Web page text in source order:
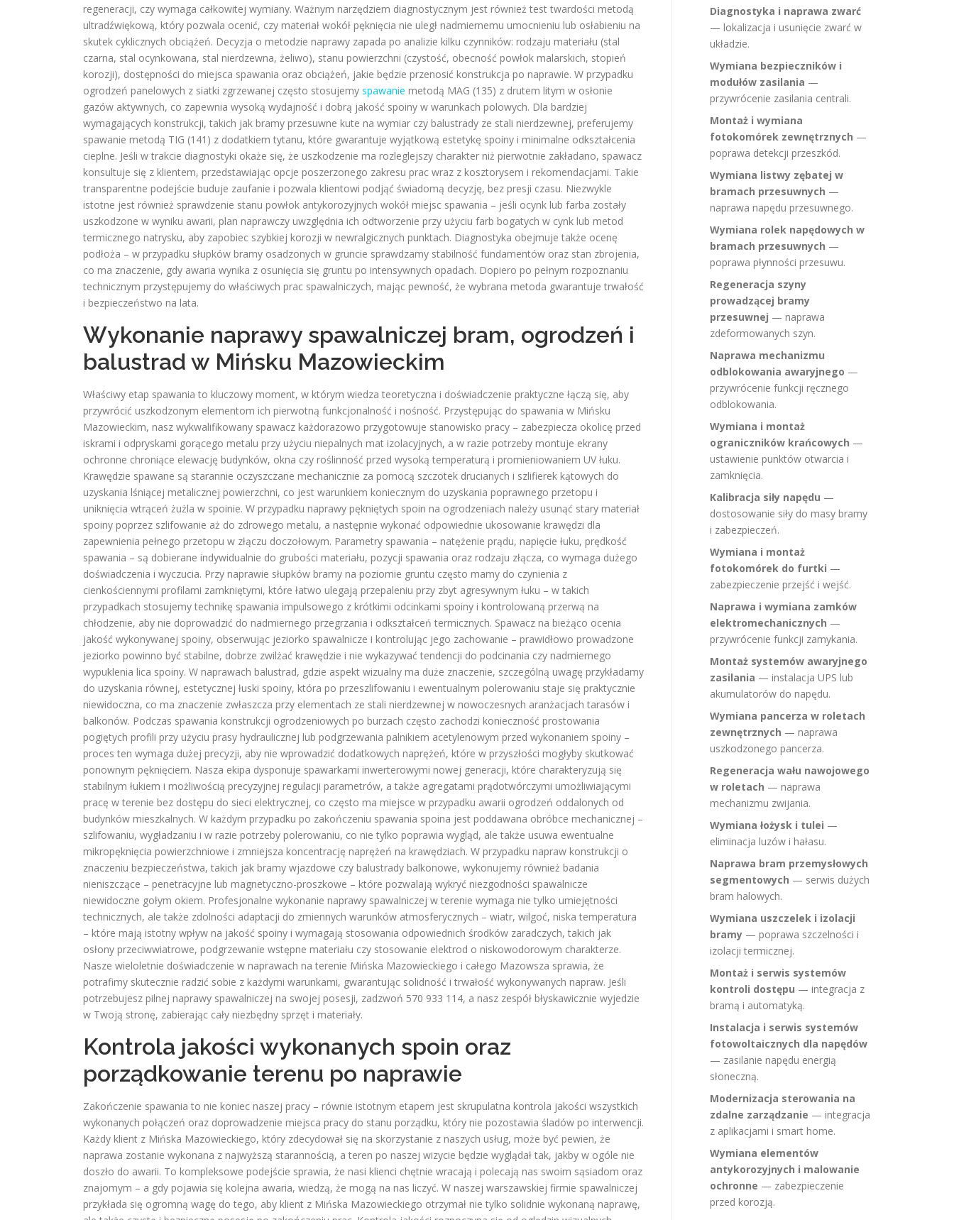
regeneracji, czy wymaga całkowitej wymiany. Ważnym narzędziem diagnostycznym jest również test twardości metodą
ultradźwiękową, który pozwala ocenić, czy materiał wokół pęknięcia nie uległ nadmiernemu umocnieniu lub osłabieniu na
skutek cyklicznych obciążeń. Decyzja o metodzie naprawy zapada po analizie kilku czynników: rodzaju materiału (stal
czarna, stal ocynkowana, stal nierdzewna, żeliwo), stanu powierzchni (czystość, obecność powłok malarskich, stopień
korozji), dostępności do miejsca spawania oraz obciążeń, jakie będzie przenosić konstrukcja po naprawie. W przypadku
ogrodzeń panelowych z siatki zgrzewanej często stosujemy spawanie metodą MAG (135) z drutem litym w osłonie
gazów aktywnych, co zapewnia wysoką wydajność i dobrą jakość spoiny w warunkach polowych. Dla bardziej
wymagających konstrukcji, takich jak bramy przesuwne kute na wymiar czy balustrady ze stali nierdzewnej, preferujemy
spawanie metodą TIG (141) z dodatkiem tytanu, które gwarantuje wyjątkową estetykę spoiny i minimalne odkształcenia
cieplne. Jeśli w trakcie diagnostyki okaże się, że uszkodzenie ma rozleglejszy charakter niż pierwotnie zakładano, spawacz
konsultuje się z klientem, przedstawiając opcje poszerzonego zakresu prac wraz z kosztorysem i rekomendacjami. Takie
transparentne podejście buduje zaufanie i pozwala klientowi podjąć świadomą decyzję, bez presji czasu. Niezwykle
istotne jest również sprawdzenie stanu powłok antykorozyjnych wokół miejsc spawania – jeśli ocynk lub farba zostały
uszkodzone w wyniku awarii, plan naprawczy uwzględnia ich odtworzenie przy użyciu farb bogatych w cynk lub metod
termicznego natrysku, aby zapobiec szybkiej korozji w newralgicznych punktach. Diagnostyka obejmuje także ocenę
podłoża – w przypadku słupków bramy osadzonych w gruncie sprawdzamy stabilność fundamentów oraz stan zbrojenia,
co ma znaczenie, gdy awaria wynika z osunięcia się gruntu po intensywnych opadach. Dopiero po pełnym rozpoznaniu
technicznym przystępujemy do właściwych prac spawalniczych, mając pewność, że wybrana metoda gwarantuje trwałość
i bezpieczeństwo na lata.
Wykonanie naprawy spawalniczej bram, ogrodzeń i
balustrad w Mińsku Mazowieckim
Właściwy etap spawania to kluczowy moment, w którym wiedza teoretyczna i doświadczenie praktyczne łączą się, aby
przywrócić uszkodzonym elementom ich pierwotną funkcjonalność i nośność. Przystępując do spawania w Mińsku
Mazowieckim, nasz wykwalifikowany spawacz każdorazowo przygotowuje stanowisko pracy – zabezpiecza okolicę przed
iskrami i odpryskami gorącego metalu przy użyciu niepalnych mat izolacyjnych, a w razie potrzeby montuje ekrany
ochronne chroniące elewację budynków, okna czy roślinność przed wysoką temperaturą i promieniowaniem UV łuku.
Krawędzie spawane są starannie oczyszczane mechanicznie za pomocą szczotek drucianych i szlifierek kątowych do
uzyskania lśniącej metalicznej powierzchni, co jest warunkiem koniecznym do uzyskania poprawnego przetopu i
uniknięcia wtrąceń żużla w spoinie. W przypadku naprawy pękniętych spoin na ogrodzeniach należy usunąć stary materiał
spoiny poprzez szlifowanie aż do zdrowego metalu, a następnie wykonać odpowiednie ukosowanie krawędzi dla
zapewnienia pełnego przetopu w złączu doczołowym. Parametry spawania – natężenie prądu, napięcie łuku, prędkość
spawania – są dobierane indywidualnie do grubości materiału, pozycji spawania oraz rodzaju złącza, co wymaga dużego
doświadczenia i wyczucia. Przy naprawie słupków bramy na poziomie gruntu często mamy do czynienia z
cienkościennymi profilami zamkniętymi, które łatwo ulegają przepaleniu przy zbyt agresywnym łuku – w takich
przypadkach stosujemy technikę spawania impulsowego z krótkimi odcinkami spoiny i kontrolowaną przerwą na
chłodzenie, aby nie doprowadzić do nadmiernego przegrzania i odkształceń termicznych. Spawacz na bieżąco ocenia
jakość wykonywanej spoiny, obserwując jeziorko spawalnicze i kontrolując jego zachowanie – prawidłowo prowadzone
jeziorko powinno być stabilne, dobrze zwilżać krawędzie i nie wykazywać tendencji do podcinania czy nadmiernego
wypuklenia lica spoiny. W naprawach balustrad, gdzie aspekt wizualny ma duże znaczenie, szczególną uwagę przykładamy
do uzyskania równej, estetycznej łuski spoiny, która po przeszlifowaniu i ewentualnym polerowaniu staje się praktycznie
niewidoczna, co ma znaczenie zwłaszcza przy elementach ze stali nierdzewnej w nowoczesnych aranżacjach tarasów i
balkonów. Podczas spawania konstrukcji ogrodzeniowych po burzach często zachodzi konieczność prostowania
pogiętych profili przy użyciu prasy hydraulicznej lub podgrzewania palnikiem acetylenowym przed wykonaniem spoiny –
proces ten wymaga dużej precyzji, aby nie wprowadzić dodatkowych naprężeń, które w przyszłości mogłyby skutkować
ponownym pęknięciem. Nasza ekipa dysponuje spawarkami inwerterowymi nowej generacji, które charakteryzują się
stabilnym łukiem i możliwością precyzyjnej regulacji parametrów, a także agregatami prądotwórczymi umożliwiającymi
pracę w terenie bez dostępu do sieci elektrycznej, co często ma miejsce w przypadku awarii ogrodzeń oddalonych od
budynków mieszkalnych. W każdym przypadku po zakończeniu spawania spoina jest poddawana obróbce mechanicznej –
szlifowaniu, wygładzaniu i w razie potrzeby polerowaniu, co nie tylko poprawia wygląd, ale także usuwa ewentualne
mikropęknięcia powierzchniowe i zmniejsza koncentrację naprężeń na krawędziach. W przypadku napraw konstrukcji o
znaczeniu bezpieczeństwa, takich jak bramy wjazdowe czy balustrady balkonowe, wykonujemy również badania
nieniszczące – penetracyjne lub magnetyczno-proszkowe – które pozwalają wykryć niezgodności spawalnicze
niewidoczne gołym okiem. Profesjonalne wykonanie naprawy spawalniczej w terenie wymaga nie tylko umiejętności
technicznych, ale także zdolności adaptacji do zmiennych warunków atmosferycznych – wiatr, wilgoć, niska temperatura
– które mają istotny wpływ na jakość spoiny i wymagają stosowania odpowiednich środków zaradczych, takich jak
osłony przeciwwiatrowe, podgrzewanie wstępne materiału czy stosowanie elektrod o niskowodorowym charakterze.
Nasze wieloletnie doświadczenie w naprawach na terenie Mińska Mazowieckiego i całego Mazowsza sprawia, że
potrafimy skutecznie radzić sobie z każdymi warunkami, gwarantując solidność i trwałość wykonywanych napraw. Jeśli
potrzebujesz pilnej naprawy spawalniczej na swojej posesji, zadzwoń 570 933 114, a nasz zespół błyskawicznie wyjedzie
w Twoją stronę, zabierając cały niezbędny sprzęt i materiały.
Kontrola jakości wykonanych spoin oraz
porządkowanie terenu po naprawie
Zakończenie spawania to nie koniec naszej pracy – równie istotnym etapem jest skrupulatna kontrola jakości wszystkich
wykonanych połączeń oraz doprowadzenie miejsca pracy do stanu porządku, który nie pozostawia śladów po interwencji.
Każdy klient z Mińska Mazowieckiego, który zdecydował się na skorzystanie z naszych usług, może być pewien, że
naprawa zostanie wykonana z najwyższą starannością, a teren po naszej wizycie będzie wyglądał tak, jakby w ogóle nie
doszło do awarii. To kompleksowe podejście sprawia, że nasi klienci chętnie wracają i polecają nas swoim sąsiadom oraz
znajomym – a gdy pojawia się kolejna awaria, wiedzą, że mogą na nas liczyć. W naszej warszawskiej firmie spawalniczej
przykłada się ogromną wagę do tego, aby klient z Mińska Mazowieckiego otrzymał nie tylko solidnie wykonaną naprawę,
Diagnostyka i naprawa zwarć
— lokalizacja i usunięcie zwarć w
układzie.
Wymiana bezpieczników i
modułów zasilania —
przywrócenie zasilania centrali.
Montaż i wymiana
fotokomórek zewnętrznych —
poprawa detekcji przeszkód.
Wymiana listwy zębatej w
bramach przesuwnych —
naprawa napędu przesuwnego.
Wymiana rolek napędowych w
bramach przesuwnych —
poprawa płynności przesuwu.
Regeneracja szyny
prowadzącej bramy
przesuwnej — naprawa
zdeformowanych szyn.
Naprawa mechanizmu
odblokowania awaryjnego —
przywrócenie funkcji ręcznego
odblokowania.
Wymiana i montaż
ograniczników krańcowych —
ustawienie punktów otwarcia i
zamknięcia.
Kalibracja siły napędu —
dostosowanie siły do masy bramy
i zabezpieczeń.
Wymiana i montaż
fotokomórek do furtki —
zabezpieczenie przejść i wejść.
Naprawa i wymiana zamków
elektromechanicznych —
przywrócenie funkcji zamykania.
Montaż systemów awaryjnego
zasilania — instalacja UPS lub
akumulatorów do napędu.
Wymiana pancerza w roletach
zewnętrznych — naprawa
uszkodzonego pancerza.
Regeneracja wału nawojowego
w roletach — naprawa
mechanizmu zwijania.
Wymiana łożysk i tulei —
eliminacja luzów i hałasu.
Naprawa bram przemysłowych
segmentowych — serwis dużych
bram halowych.
Wymiana uszczelek i izolacji
bramy — poprawa szczelności i
izolacji termicznej.
Montaż i serwis systemów
kontroli dostępu — integracja z
bramą i automatyką.
Instalacja i serwis systemów
fotowoltaicznych dla napędów
— zasilanie napędu energią
słoneczną.
Modernizacja sterowania na
zdalne zarządzanie — integracja
z aplikacjami i smart home.
Wymiana elementów
antykorozyjnych i malowanie
ochronne — zabezpieczenie
przed korozją.